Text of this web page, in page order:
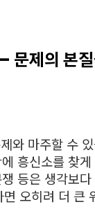
문제의 본
와 마주할 수
흥신소를 찾
등은 생각보
오히려 더 큰